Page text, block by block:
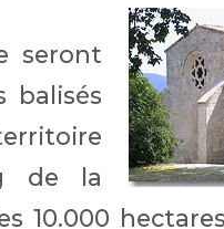
seront
balisés
de la
10.000